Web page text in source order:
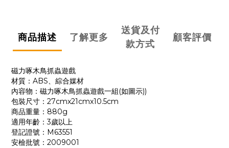
商品描述 了解更多
送貨及付
款方式
顧客評價
磁力啄木鳥抓蟲遊戲
材質：ABS、綜合媒材
內容物：磁力啄木鳥抓蟲遊戲一組(如圖示))
包裝尺寸：27cmx21cmx10.5cm
商品重量：880g
適用年齡：3歲以上
登記證號：M63551
安檢批號：2009001